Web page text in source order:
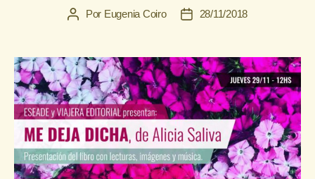
Autor
entrada
Por Eugenia Coiro
Fecha
entrada
28/11/2018